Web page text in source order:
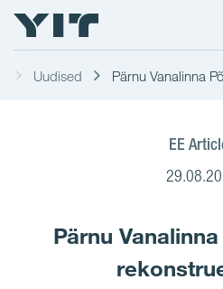
Uudised Pärnu Vanalinna
EE
Pärnu